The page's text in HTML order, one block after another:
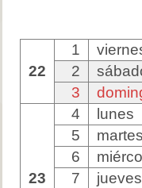
22
1
2
3
23
4
lunes
5
martes
6
7
jueves